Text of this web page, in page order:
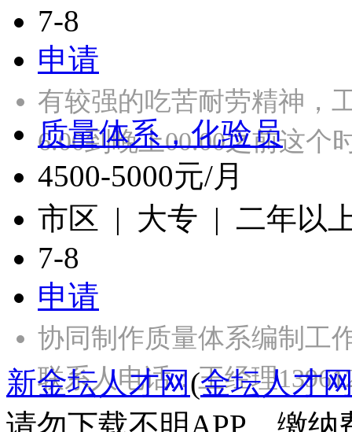
7-8
申请
有较强的吃苦耐劳精神，
6.00到晚上00.00之前这
质量体系，化验员
4500-5000元/月
市区 | 大专 | 二年以
7-8
申请
协同制作质量体系编制工
联系人电话：王经理
新金坛人才网(金坛人才
请勿下载不明APP，缴